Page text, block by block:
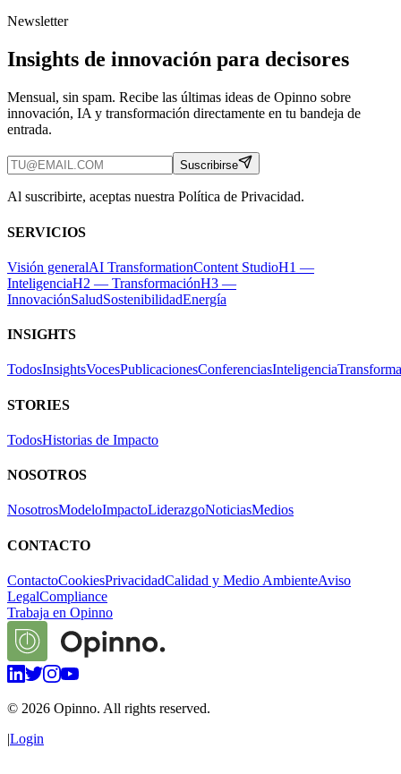
Newsletter
Insights de innovación para decisores
Mensual, sin spam. Recibe las últimas ideas de Opinno sobre
innovación, IA y transformación directamente en tu bandeja de
entrada.
Suscribirse
Al suscribirte, aceptas nuestra Política de Privacidad.
SERVICIOS
Visión generalAI TransformationContent StudioH1 —
InteligenciaH2 — TransformaciónH3 —
InnovaciónSaludSostenibilidadEnergía
INSIGHTS
TodosInsightsVocesPublicacionesConferenciasInteligencia
STORIES
TodosHistorias de Impacto
NOSOTROS
NosotrosModeloImpactoLiderazgoNoticiasMedios
CONTACTO
ContactoCookiesPrivacidadCalidad y Medio AmbienteAviso
LegalCompliance
Trabaja en Opinno
© 2026 Opinno. All rights reserved.
|Login